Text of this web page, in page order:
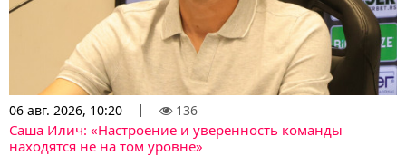
06 авг. 2026, 10:20 136
Саша Илич: «Настроение и уверенность команды
находятся не на том уровне»